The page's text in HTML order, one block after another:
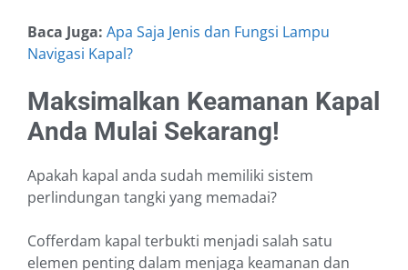
Baca Juga: Apa Saja Jenis dan Fungsi Lampu
Navigasi Kapal?
Maksimalkan Keamanan Kapal
Anda Mulai Sekarang!
Apakah kapal anda sudah memiliki sistem
perlindungan tangki yang memadai?
Cofferdam kapal terbukti menjadi salah satu
elemen penting dalam menjaga keamanan dan